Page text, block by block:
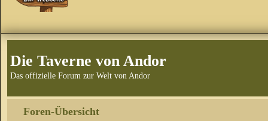
Die Taverne von Andor
Das offizielle Forum zur Welt von Andor
Foren-Übersicht